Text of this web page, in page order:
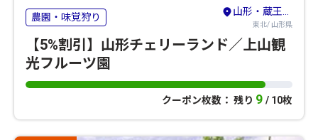
農園・味覚狩り 山形・蔵王・天童・上山
東北/ 山形県
【5%割引】山形チェリーランド／上山観
光フルーツ園
クーポン枚数： 残り 9 / 10枚